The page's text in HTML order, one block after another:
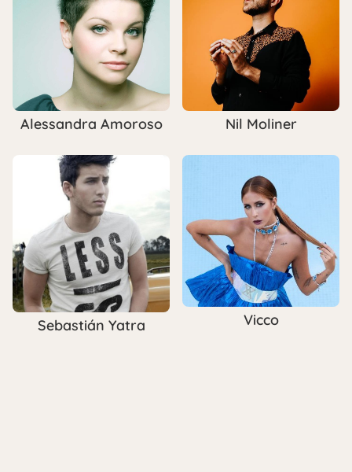
Alessandra Amoroso Nil Moliner
Sebastián Yatra Vicco